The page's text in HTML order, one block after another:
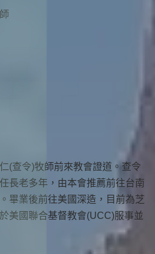
(查令)牧師前來教會證道。查令
長老多年，由本會推薦前往台南
畢業後前往美國深造，目前為芝
美國聯合基督教會(UCC)服事並